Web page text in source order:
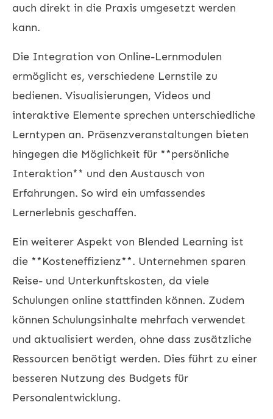
auch direkt in die Praxis umgesetzt werden
kann.
Die Integration von Online-Lernmodulen
ermöglicht es, verschiedene Lernstile zu
bedienen. Visualisierungen, Videos und
interaktive Elemente sprechen unterschiedliche
Lerntypen an. Präsenzveranstaltungen bieten
hingegen die Möglichkeit für **persönliche
Interaktion** und den Austausch von
Erfahrungen. So wird ein umfassendes
Lernerlebnis geschaffen.
Ein weiterer Aspekt von Blended Learning ist
die **Kosteneffizienz**. Unternehmen sparen
Reise- und Unterkunftskosten, da viele
Schulungen online stattfinden können. Zudem
können Schulungsinhalte mehrfach verwendet
und aktualisiert werden, ohne dass zusätzliche
Ressourcen benötigt werden. Dies führt zu einer
besseren Nutzung des Budgets für
Personalentwicklung.